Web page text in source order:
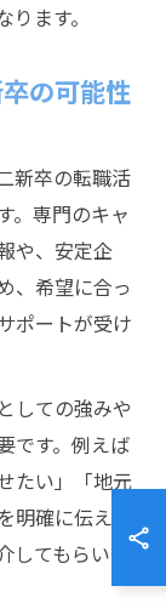
ます。
の可能性
新卒の転職活
。専門のキャ
や、安定企
、希望に合っ
ポートが受け
しての強みや
です。例えば
たい」「地元
確に伝える
てもらいや